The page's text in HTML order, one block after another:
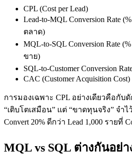
CPL (Cost per Lead)
Lead-to-MQL Conversion Rate
ตลาด)
MQL-to-SQL Conversion Rate
ขาย)
SQL-to-Customer Conversion
CAC (Customer Acquisition Cost)
การมองเฉพาะ CPL อย่างเดียวคือกั
“เติบโตเสมือน” แต่ “ขาดทุนจริง” จำไ
Convert 20% ดีกว่า Lead 1,000 รายที่
MQL vs SQL ต่างกันอย่า